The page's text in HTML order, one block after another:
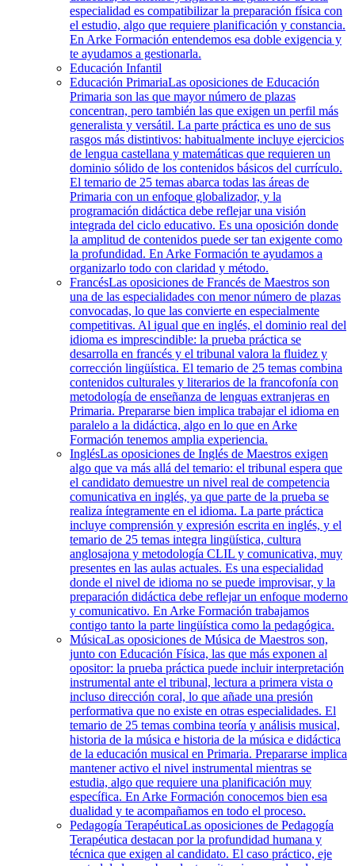
especialidad es compatibilizar la preparación física con
el estudio, algo que requiere planificación y constancia.
En Arke Formación entendemos esa doble exigencia y
te ayudamos a gestionarla.
Educación Infantil
Educación PrimariaLas oposiciones de Educación
Primaria son las que mayor número de plazas
concentran, pero también las que exigen un perfil más
generalista y versátil. La parte práctica es uno de sus
rasgos más distintivos: habitualmente incluye ejercicios
de lengua castellana y matemáticas que requieren un
dominio sólido de los contenidos básicos del currículo.
El temario de 25 temas abarca todas las áreas de
Primaria con un enfoque globalizador, y la
programación didáctica debe reflejar una visión
integrada del ciclo educativo. Es una oposición donde
la amplitud de contenidos puede ser tan exigente como
la profundidad. En Arke Formación te ayudamos a
organizarlo todo con claridad y método.
FrancésLas oposiciones de Francés de Maestros son
una de las especialidades con menor número de plazas
convocadas, lo que las convierte en especialmente
competitivas. Al igual que en inglés, el dominio real del
idioma es imprescindible: la prueba práctica se
desarrolla en francés y el tribunal valora la fluidez y
corrección lingüística. El temario de 25 temas combina
contenidos culturales y literarios de la francofonía con
metodología de enseñanza de lenguas extranjeras en
Primaria. Prepararse bien implica trabajar el idioma en
paralelo a la didáctica, algo en lo que en Arke
Formación tenemos amplia experiencia.
InglésLas oposiciones de Inglés de Maestros exigen
algo que va más allá del temario: el tribunal espera que
el candidato demuestre un nivel real de competencia
comunicativa en inglés, ya que parte de la prueba se
realiza íntegramente en el idioma. La parte práctica
incluye comprensión y expresión escrita en inglés, y el
temario de 25 temas integra lingüística, cultura
anglosajona y metodología CLIL y comunicativa, muy
presentes en las aulas actuales. Es una especialidad
donde el nivel de idioma no se puede improvisar, y la
preparación didáctica debe reflejar un enfoque moderno
y comunicativo. En Arke Formación trabajamos
contigo tanto la parte lingüística como la pedagógica.
MúsicaLas oposiciones de Música de Maestros son,
junto con Educación Física, las que más exponen al
opositor: la prueba práctica puede incluir interpretación
instrumental ante el tribunal, lectura a primera vista o
incluso dirección coral, lo que añade una presión
performativa que no existe en otras especialidades. El
temario de 25 temas combina teoría y análisis musical,
historia de la música e historia de la música e didáctica
de la educación musical en Primaria. Prepararse implica
mantener activo el nivel instrumental mientras se
estudia, algo que requiere una planificación muy
específica. En Arke Formación conocemos bien esa
dualidad y te acompañamos en todo el proceso.
Pedagogía TerapéuticaLas oposiciones de Pedagogía
Terapéutica destacan por la profundidad humana y
técnica que exigen al candidato. El caso práctico, eje